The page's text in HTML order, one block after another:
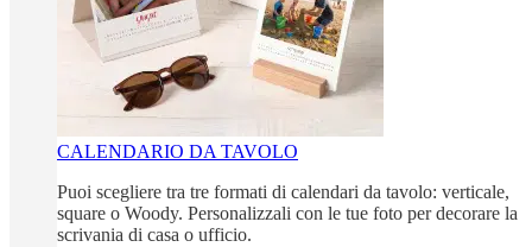
CALENDARIO DA TAVOLO
Puoi scegliere tra tre formati di calendari da tavolo: verticale,
square o Woody. Personalizzali con le tue foto per decorare la
scrivania di casa o ufficio.